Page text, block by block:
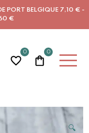
PORT BELGIQUE 7,10 € -
€
0 0
🔍